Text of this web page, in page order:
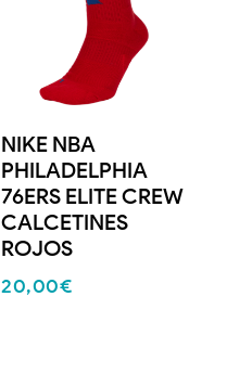
NIKE NBA
PHILADELPHIA
76ERS ELITE CREW
CALCETINES
ROJOS
20,00€